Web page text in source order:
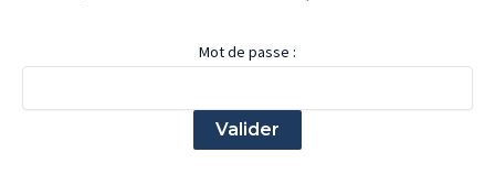
Mot de passe :